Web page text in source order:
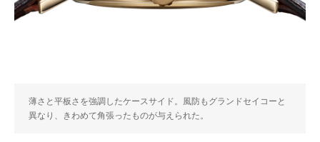
薄さと平板さを強調したケースサイド。風防もグランドセイコーと
異なり、きわめて角張ったものが与えられた。